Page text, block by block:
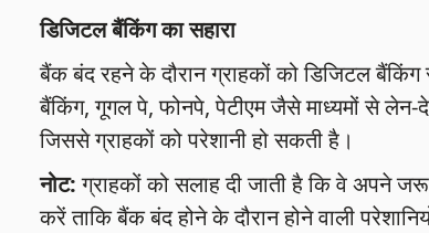
डिजिटल बैंकिंग का सहारा
बैंक बंद रहने के दौरान ग्राहकों को डिजिटल
बैंकिंग, गूगल पे, फोनपे, पेटीएम जैसे माध्यमों से लेन-
जिससे ग्राहकों को परेशानी हो सकती है।
नोट:ग्राहकों को सलाह दी जाती है कि वे अपने
करें ताकि बैंक बंद होने के दौरान होने वाली